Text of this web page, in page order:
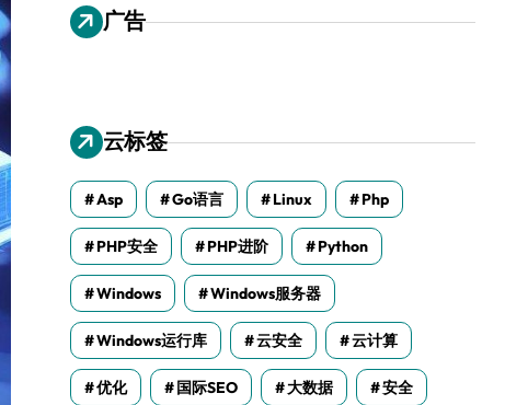
广告
云标签
Asp Go语言 Linux Php
PHP安全 PHP进阶 Python
Windows Windows服务器
Windows运行库 云安全 云计算
优化 国际SEO 大数据 安全